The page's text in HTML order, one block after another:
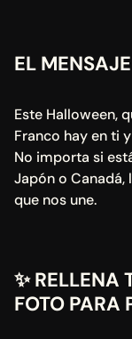
EL
Este Halloween,
Franco hay en ti
No importa si
Japón o
que nos une.
✨ RELLENA
FOTO PARA